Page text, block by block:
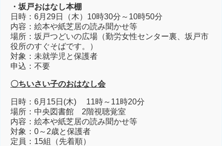
・坂戸おはなし本棚
日時：6月29日（木）10時30分～10時50分
内容：絵本や紙芝居の読み聞かせ等
場所：坂戸つどいの広場（勤労女性センター裏、坂戸市
役所のすぐそばです。
）
対象：未就学児と保護者
申込：不要
〇ちいさい子のおはなし会
日時：6月15日(木) 11時～11時20分
場所：中央図書館 2階視聴覚室
内容：絵本や紙芝居の読み聞かせ等
対象：0～2歳と保護者
定員：15組（先着順）